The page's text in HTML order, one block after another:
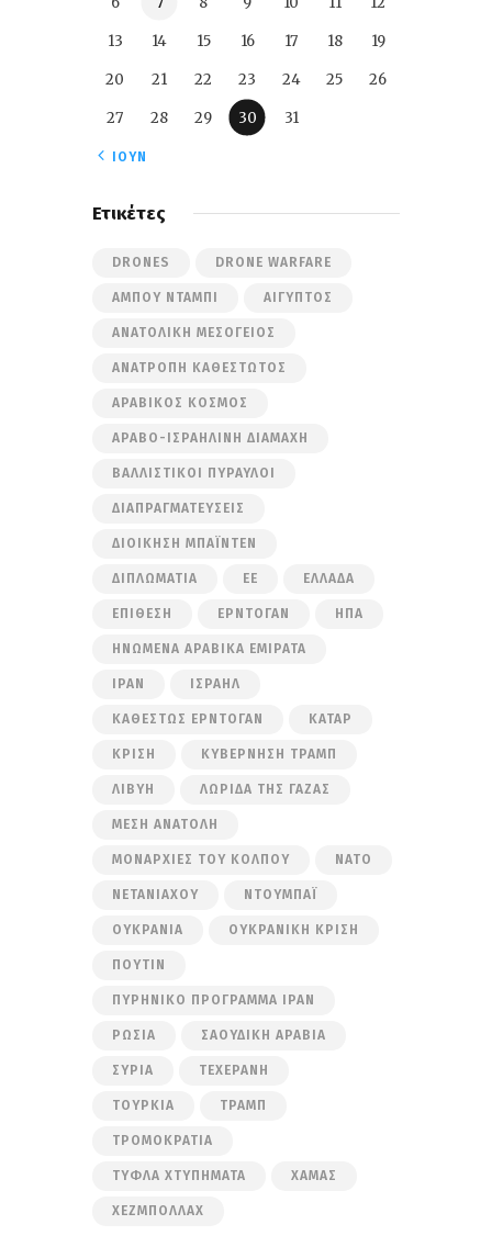
13 14 15 16 17 18 19
20 21 22 23 24 25 26
27 28 29 30 31
« ΙΟΎΝ
Ετικέτες
DRONES DRONE WARFARE
ΆΜΠΟΥ ΝΤΆΜΠΙ ΑΊΓΥΠΤΟΣ
ΑΝΑΤΟΛΙΚΉ ΜΕΣΌΓΕΙΟΣ
ΑΝΑΤΡΟΠΉ ΚΑΘΕΣΤΏΤΟΣ
ΑΡΑΒΙΚΌΣ ΚΌΣΜΟΣ
ΑΡΑΒΟ-ΙΣΡΑΗΛΙΝΉ ΔΙΑΜΆΧΗ
ΒΑΛΛΙΣΤΙΚΟΊ ΠΎΡΑΥΛΟΙ
ΔΙΑΠΡΑΓΜΑΤΕΎΣΕΙΣ
ΔΙΟΊΚΗΣΗ ΜΠΆΙΝΤΕΝ
ΔΙΠΛΩΜΑΤΊΑ ΕΕ ΕΛΛΆΔΑ
ΕΠΊΘΕΣΗ ΕΡΝΤΟΓΆΝ ΗΠΑ
ΗΝΩΜΈΝΑ ΑΡΑΒΙΚΆ ΕΜΙΡΆΤΑ
ΙΡΆΝ ΙΣΡΑΉΛ
ΚΑΘΕΣΤΏΣ ΕΡΝΤΟΓΆΝ ΚΑΤΆΡ
ΚΡΊΣΗ ΚΥΒΈΡΝΗΣΗ ΤΡΑΜΠ
ΛΙΒΎΗ ΛΩΡΊΔΑ ΤΗΣ ΓΆΖΑΣ
ΜΈΣΗ ΑΝΑΤΟΛΉ
ΜΟΝΑΡΧΊΕΣ ΤΟΥ ΚΌΛΠΟΥ ΝΑΤΟ
ΝΕΤΑΝΙΆΧΟΥ ΝΤΟΥΜΠΆΙ
ΟΥΚΡΑΝΊΑ ΟΥΚΡΑΝΙΚΉ ΚΡΊΣΗ
ΠΟΎΤΙΝ
ΠΥΡΗΝΙΚΌ ΠΡΌΓΡΑΜΜΑ ΙΡΆΝ
ΡΩΣΊΑ ΣΑΟΥΔΙΚΉ ΑΡΑΒΊΑ
ΣΥΡΊΑ ΤΕΧΕΡΆΝΗ
ΤΟΥΡΚΊΑ ΤΡΑΜΠ
ΤΡΟΜΟΚΡΑΤΊΑ
ΤΥΦΛΆ ΧΤΥΠΉΜΑΤΑ ΧΑΜΆΣ
ΧΕΖΜΠΟΛΛΆΧ